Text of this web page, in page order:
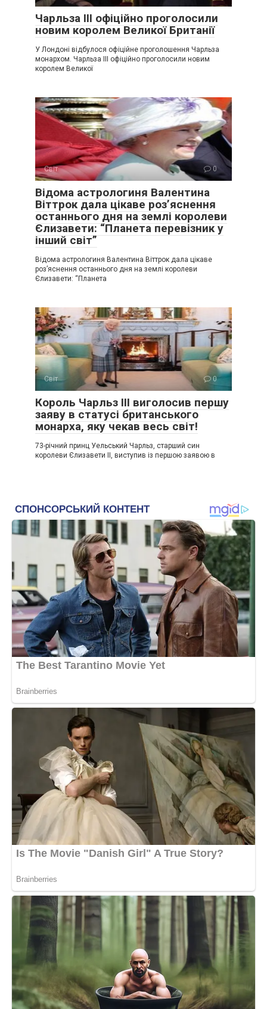
Чарльза III офіційно проголосили
новим королем Великої Британії
У Лондоні відбулося офіційне проголошення Чарльза
монархом. Чарльза III офіційно проголосили новим
королем Великої
Світ 0
Відома астрологиня Валентина
Віттрок дала цікаве роз’яснення
останнього дня на землі королеви
Єлизавети: “Планета перевізник у
інший світ”
Відома астрологиня Валентина Віттрок дала цікаве
роз’яснення останнього дня на землі королеви
Єлизавети: “Планета
Світ 0
Король Чарльз ІІІ виголосив першу
заяву в статусі британського
монарха, яку чекав весь світ!
73-річний принц Уельський Чарльз, старший син
королеви Єлизавети II, виступив із першою заявою в